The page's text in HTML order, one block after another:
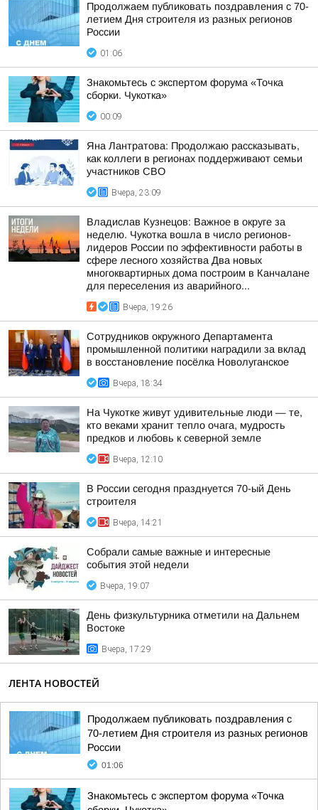
Продолжаем публиковать поздравления с 70-
летием Дня строителя из разных регионов
России
01:06
Знакомьтесь с экспертом форума «Точка
сборки. Чукотка»
00:09
Яна Лантратова: Продолжаю рассказывать,
как коллеги в регионах поддерживают семьи
участников СВО
Вчера, 23:09
Владислав Кузнецов: Важное в округе за
неделю. Чукотка вошла в число регионов-
лидеров России по эффективности работы в
сфере лесного хозяйства Два новых
многоквартирных дома построим в Канчалане
для переселения из аварийного...
Вчера, 19:26
Сотрудников окружного Департамента
промышленной политики наградили за вклад
в восстановление посёлка Новолуганское
Вчера, 18:34
На Чукотке живут удивительные люди — те,
кто веками хранит тепло очага, мудрость
предков и любовь к северной земле
Вчера, 12:10
В России сегодня празднуется 70-ый День
строителя
Вчера, 14:21
Собрали самые важные и интересные
события этой недели
Вчера, 19:07
День физкультурника отметили на Дальнем
Востоке
Вчера, 17:29
ЛЕНТА НОВОСТЕЙ
Продолжаем публиковать поздравления с
70-летием Дня строителя из разных регионов
России
01:06
Знакомьтесь с экспертом форума «Точка